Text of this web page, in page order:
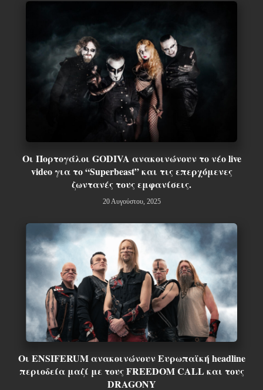
Οι Πορτογάλοι GODIVA ανακοινώνουν το νέο live
video για το “Superbeast” και τις επερχόμενες
ζωντανές τους εμφανίσεις.
20 Αυγούστου, 2025
Οι ENSIFERUM ανακοινώνουν Ευρωπαϊκή headline
περιοδεία μαζί με τους FREEDOM CALL και τους
DRAGONY